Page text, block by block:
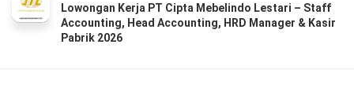
Lowongan Kerja PT Cipta Mebelindo Lestari – Staff
Accounting, Head Accounting, HRD Manager & Kasir
Pabrik 2026